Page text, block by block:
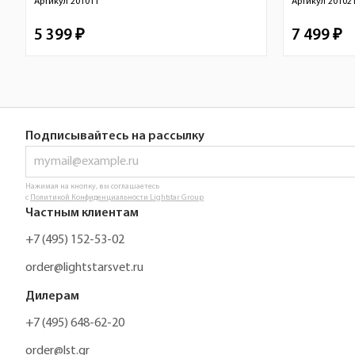
5 399 ₽ 7 499 ₽
Подписывайтесь на рассылку
Нажимая на кнопку, вы соглашаетесь
с Политикой Конфиденциальности Lightstar Group
Частным клиентам
+7 (495) 152-53-02
order@lightstarsvet.ru
Дилерам
+7 (495) 648-62-20
order@lst.gr